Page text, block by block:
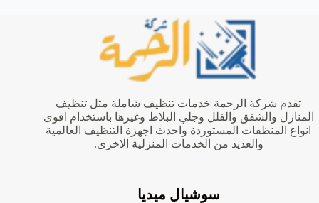
تقدم شركة الرحمة خدمات تنظيف شاملة مثل تنظيف
المنازل والشقق والفلل وجلي البلاط وغيرها باستخدام اقوى
انواع المنظفات المستوردة واحدث اجهزة التنظيف العالمية
والعديد من الخدمات المنزلية الاخرى.
سوشيال ميديا